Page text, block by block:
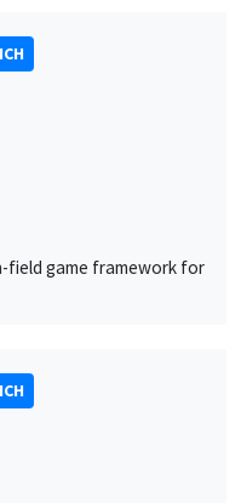
field game framework for